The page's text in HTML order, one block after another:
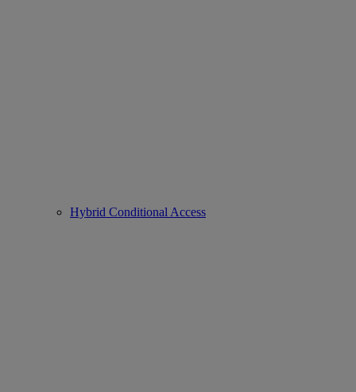
Hybrid Conditional Access